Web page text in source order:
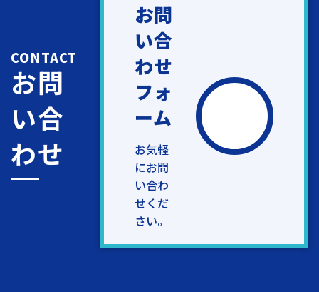
CONTACT
お問
い合
わせ
お問
い合
わせ
フォ
ーム
お気軽
にお問
い合わ
せくだ
さい。